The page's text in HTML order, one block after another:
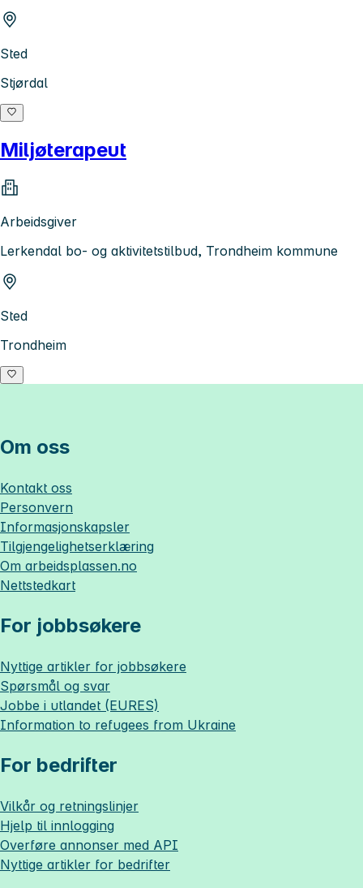
Sted
Stjørdal
Miljøterapeut
Arbeidsgiver
Lerkendal bo- og aktivitetstilbud, Trondheim kommune
Sted
Trondheim
Om oss
Kontakt oss
Personvern
Informasjonskapsler
Tilgjengelighetserklæring
Om arbeidsplassen.no
Nettstedkart
For jobbsøkere
Nyttige artikler for jobbsøkere
Spørsmål og svar
Jobbe i utlandet (EURES)
Information to refugees from Ukraine
For bedrifter
Vilkår og retningslinjer
Hjelp til innlogging
Overføre annonser med API
Nyttige artikler for bedrifter